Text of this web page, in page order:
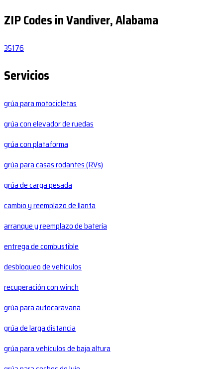
ZIP Codes in Vandiver, Alabama
35176
Servicios
grúa para motocicletas
grúa con elevador de ruedas
grúa con plataforma
grúa para casas rodantes (RVs)
grúa de carga pesada
cambio y reemplazo de llanta
arranque y reemplazo de batería
entrega de combustible
desbloqueo de vehículos
recuperación con winch
grúa para autocaravana
grúa de larga distancia
grúa para vehículos de baja altura